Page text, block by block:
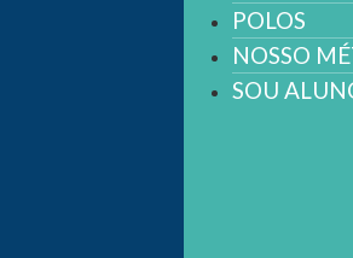
POLOS
NOSSO
SOU